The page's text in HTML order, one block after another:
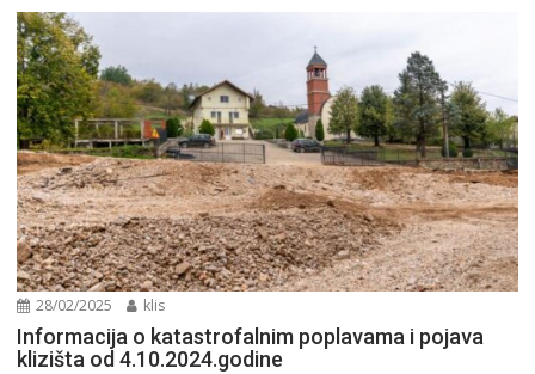
28/02/2025 klis
Informacija o katastrofalnim poplavama i pojava
klizišta od 4.10.2024.godine